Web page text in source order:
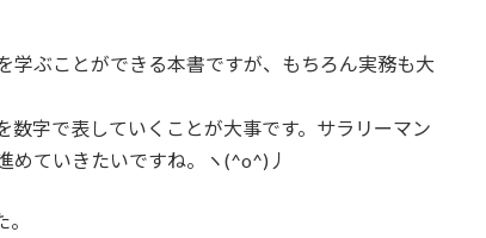
学ぶことができる本書ですが、もちろん実務も大
字で表していくことが大事です。サラリーマン
めていきたいですね。ヽ(^o^)丿